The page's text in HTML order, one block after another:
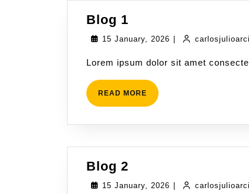
Blog 1
15 January, 2026
Lorem ipsum dolor sit amet
READ MORE
Blog 2
15 January, 2026